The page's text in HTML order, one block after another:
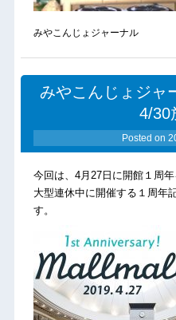
みやこんじょジャーナル
みやこんじょジャ
4/30
Posted on
今回は、4月27日に開館１周
大型連休中に開催する１周年
す。